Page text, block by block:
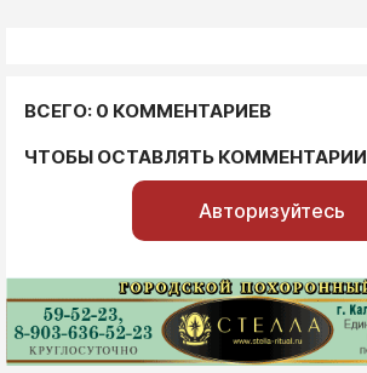
ВСЕГО: 0 КОММЕНТАРИЕВ
ЧТОБЫ ОСТАВЛЯТЬ КОММЕНТАРИИ
Авторизуйтесь